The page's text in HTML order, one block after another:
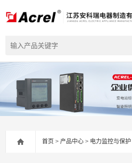
首页 >产品中心 > 电力监控与保护